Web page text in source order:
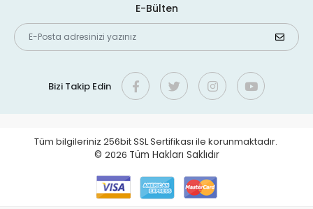
E-Bülten
Bizi Takip Edin
Tüm bilgileriniz 256bit SSL Sertifikası ile korunmaktadır.
© 2026 Tüm Hakları Saklıdır